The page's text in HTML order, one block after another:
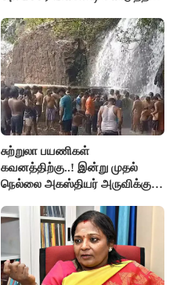
சுற்றுலா பயணிகள்
கவனத்திற்கு..! இன்று முதல்
நெல்லை அகஸ்தியர் அருவிக்கு